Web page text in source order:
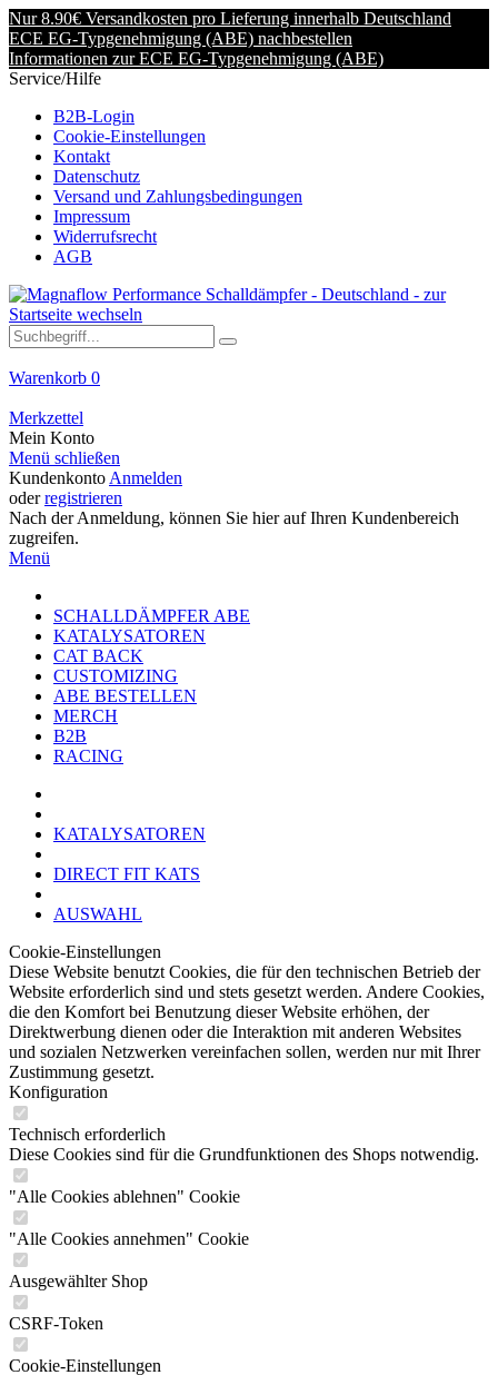
Nur 8.90€ Versandkosten pro Lieferung innerhalb Deutschland
ECE EG-Typgenehmigung (ABE) nachbestellen
Informationen zur ECE EG-Typgenehmigung (ABE)
Service/Hilfe
B2B-Login
Cookie-Einstellungen
Kontakt
Datenschutz
Versand und Zahlungsbedingungen
Impressum
Widerrufsrecht
AGB
Warenkorb 0
Merkzettel
Mein Konto
Menü schließen
Kundenkonto Anmelden
oderregistrieren
Nach der Anmeldung, können Sie hier auf Ihren Kundenbereich
zugreifen.
Menü
SCHALLDÄMPFER ABE
KATALYSATOREN
CAT BACK
CUSTOMIZING
ABE BESTELLEN
MERCH
B2B
RACING
KATALYSATOREN
DIRECT FIT KATS
AUSWAHL
Cookie-Einstellungen
Diese Website benutzt Cookies, die für den technischen Betrieb der
Website erforderlich sind und stets gesetzt werden. Andere Cookies,
die den Komfort bei Benutzung dieser Website erhöhen, der
Direktwerbung dienen oder die Interaktion mit anderen Websites
und sozialen Netzwerken vereinfachen sollen, werden nur mit Ihrer
Zustimmung gesetzt.
Konfiguration
Technisch erforderlich
Diese Cookies sind für die Grundfunktionen des Shops notwendig.
"Alle Cookies ablehnen" Cookie
"Alle Cookies annehmen" Cookie
Ausgewählter Shop
CSRF-Token
Cookie-Einstellungen